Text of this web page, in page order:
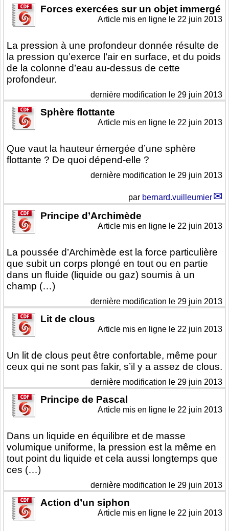
Forces exercées sur un objet immergé
La pression à une profondeur donnée résulte de
la pression qu’exerce l’air en surface, et du poids
de la colonne d’eau au-dessus de cette
profondeur.
Article mis en ligne le 22 juin 2013
dernière modification le 29 juin 2013
Sphère flottante
Que vaut la hauteur émergée d’une sphère
flottante ? De quoi dépend-elle ?
Article mis en ligne le 22 juin 2013
dernière modification le 29 juin 2013
par bernard.vuilleumier
Principe d’Archimède
La poussée d’Archimède est la force particulière
que subit un corps plongé en tout ou en partie
dans un fluide (liquide ou gaz) soumis à un
champ (…)
Article mis en ligne le 22 juin 2013
dernière modification le 29 juin 2013
Lit de clous
Un lit de clous peut être confortable, même pour
ceux qui ne sont pas fakir, s’il y a assez de clous.
Article mis en ligne le 22 juin 2013
dernière modification le 29 juin 2013
Principe de Pascal
Dans un liquide en équilibre et de masse
volumique uniforme, la pression est la même en
tout point du liquide et cela aussi longtemps que
ces (…)
Article mis en ligne le 22 juin 2013
dernière modification le 29 juin 2013
Action d’un siphon
Article mis en ligne le 22 juin 2013